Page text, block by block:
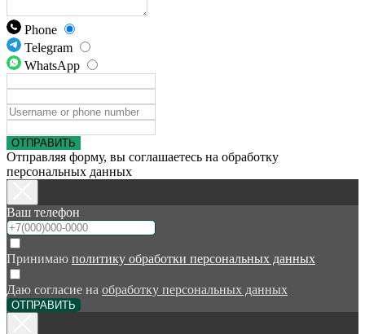
Phone
Telegram
WhatsApp
ОТПРАВИТЬ
Отправляя форму, вы соглашаетесь на обработку
персональных данных
Ваш телефон
Принимаю политику обработки персональных данных
Даю согласие на обработку персональных данных
ОТПРАВИТЬ